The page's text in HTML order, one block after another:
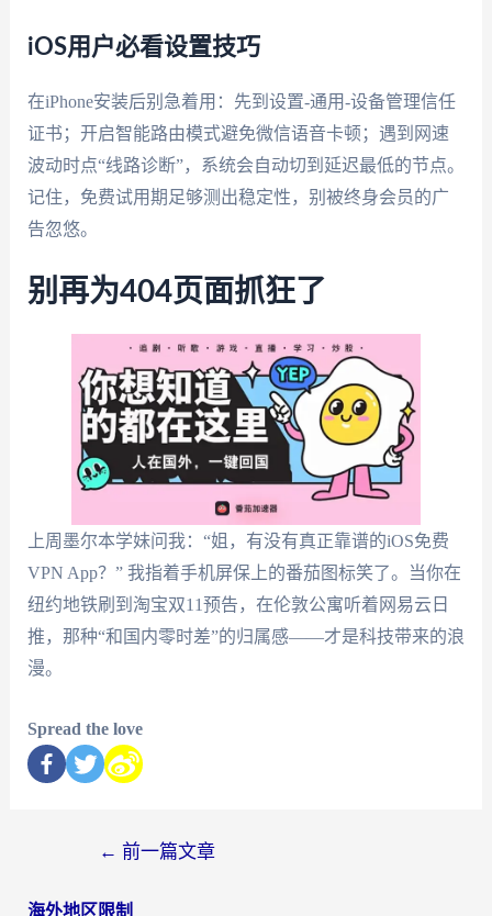
iOS用户必看设置技巧
在iPhone安装后别急着用：先到设置-通用-设备管理信任
证书；开启智能路由模式避免微信语音卡顿；遇到网速
波动时点“线路诊断”，系统会自动切到延迟最低的节点。
记住，免费试用期足够测出稳定性，别被终身会员的广
告忽悠。
别再为404页面抓狂了
上周墨尔本学妹问我：“姐，有没有真正靠谱的iOS免费
VPN App？” 我指着手机屏保上的番茄图标笑了。当你在
纽约地铁刷到淘宝双11预告，在伦敦公寓听着网易云日
推，那种“和国内零时差”的归属感——才是科技带来的浪
漫。
Spread the love
← 前一篇文章
海外地区限制